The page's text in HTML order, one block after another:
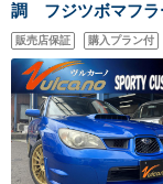
調 フジツボマフ
販売店保証 購入プラン付